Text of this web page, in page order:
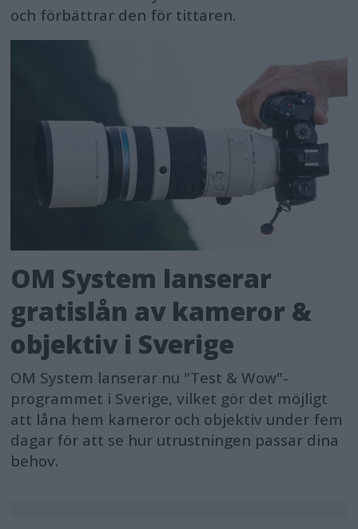
och förbättrar den för tittaren.
OM System lanserar
gratislån av kameror &
objektiv i Sverige
OM System lanserar nu "Test & Wow"-
programmet i Sverige, vilket gör det möjligt
att låna hem kameror och objektiv under fem
dagar för att se hur utrustningen passar dina
behov.